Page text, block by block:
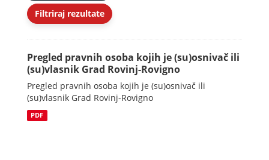
Filtriraj rezultate
Pregled pravnih osoba kojih je (su)osnivač ili
(su)vlasnik Grad Rovinj-Rovigno
Pregled pravnih osoba kojih je (su)osnivač ili
(su)vlasnik Grad Rovinj-Rovigno
PDF